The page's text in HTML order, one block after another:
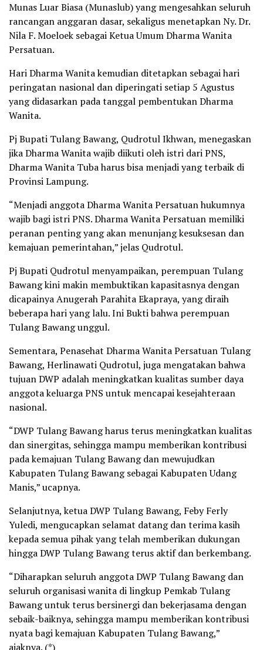
Munas Luar Biasa (Munaslub) yang mengesahkan seluruh
rancangan anggaran dasar, sekaligus menetapkan Ny. Dr.
Nila F. Moeloek sebagai Ketua Umum Dharma Wanita
Persatuan.
Hari Dharma Wanita kemudian ditetapkan sebagai hari
peringatan nasional dan diperingati setiap 5 Agustus
yang didasarkan pada tanggal pembentukan Dharma
Wanita.
Pj Bupati Tulang Bawang, Qudrotul Ikhwan, menegaskan
jika Dharma Wanita wajib diikuti oleh istri dari PNS,
Dharma Wanita Tuba harus bisa menjadi yang terbaik di
Provinsi Lampung.
“Menjadi anggota Dharma Wanita Persatuan hukumnya
wajib bagi istri PNS. Dharma Wanita Persatuan memiliki
peranan penting yang akan menunjang kesuksesan dan
kemajuan pemerintahan,” jelas Qudrotul.
Pj Bupati Qudrotul menyampaikan, perempuan Tulang
Bawang kini makin membuktikan kapasitasnya dengan
dicapainya Anugerah Parahita Ekapraya, yang diraih
beberapa hari yang lalu. Ini Bukti bahwa perempuan
Tulang Bawang unggul.
Sementara, Penasehat Dharma Wanita Persatuan Tulang
Bawang, Herlinawati Qudrotul, juga mengatakan bahwa
tujuan DWP adalah meningkatkan kualitas sumber daya
anggota keluarga PNS untuk mencapai kesejahteraan
nasional.
“DWP Tulang Bawang harus terus meningkatkan kualitas
dan sinergitas, sehingga mampu memberikan kontribusi
pada kemajuan Tulang Bawang dan mewujudkan
Kabupaten Tulang Bawang sebagai Kabupaten Udang
Manis,” ucapnya.
Selanjutnya, ketua DWP Tulang Bawang, Feby Ferly
Yuledi, mengucapkan selamat datang dan terima kasih
kepada semua pihak yang telah memberikan dukungan
hingga DWP Tulang Bawang terus aktif dan berkembang.
“Diharapkan seluruh anggota DWP Tulang Bawang dan
seluruh organisasi wanita di lingkup Pemkab Tulang
Bawang untuk terus bersinergi dan bekerjasama dengan
sebaik-baiknya, sehingga mampu memberikan kontribusi
nyata bagi kemajuan Kabupaten Tulang Bawang,”
ajaknya. (*)